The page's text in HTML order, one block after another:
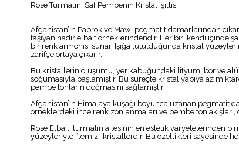
Rose Turmalin: Saf Pembenin Kristal Işıltısı
Afganistan’ın Paprok ve Mawi pegmatit damarlarından
taşıyan nadir elbait örneklerindendir. Her biri kendi içinde
bir renk armonisi sunar. Işığa tutulduğunda kristal
zarifçe ortaya çıkarır.
Bu kristallerin oluşumu, yer kabuğundaki lityum, bor ve
soğumasıyla başlamıştır. Bu süreçte kristal yapıya az
pembe tonların doğmasını sağlamıştır.
Afganistan’ın Himalaya kuşağı boyunca uzanan pegmatit
örneklerdeki ince renk zonlanmaları ve pembe ton
Rose Elbait, turmalin ailesinin en estetik varyetelerinden
yüzeyleriyle “temiz” kristallerdir. Bu özellikleri sayesinde